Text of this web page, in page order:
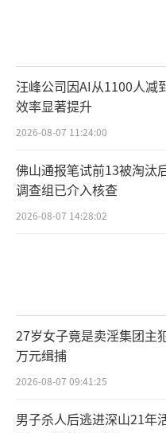
汪峰公司因AI从1100人减
效率显著提升
2026-08-07 11:24:00
佛山通报笔试前13被淘汰
调查组已介入核查
2026-08-07 14:28:02
27岁女子竟是卖淫集团主
万元缉捕
2026-08-07 09:41:25
男子杀人后逃进深山21年